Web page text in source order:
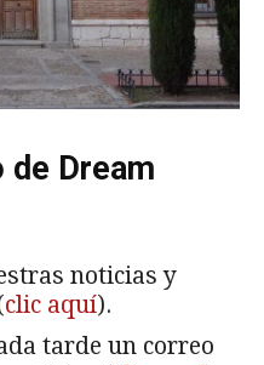
de Dream
noticias y
clic aquí).
tarde un correo